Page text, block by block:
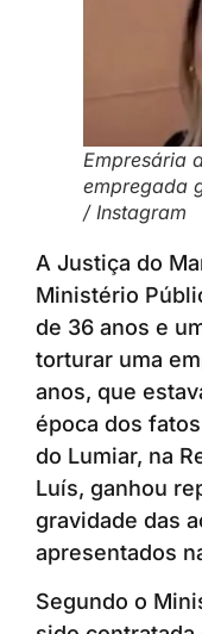
Empresária
empregada
/ Instagram
A Justiça do
Ministério
de 36 anos e
torturar uma
anos, que
época dos
do Lumiar, na
Luís, ganhou
gravidade das
apresentados
Segundo o